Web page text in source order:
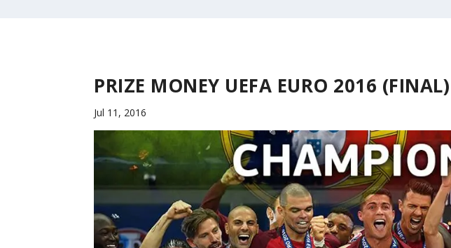
PRIZE MONEY UEFA EURO 2016 (FINAL)
Jul 11, 2016